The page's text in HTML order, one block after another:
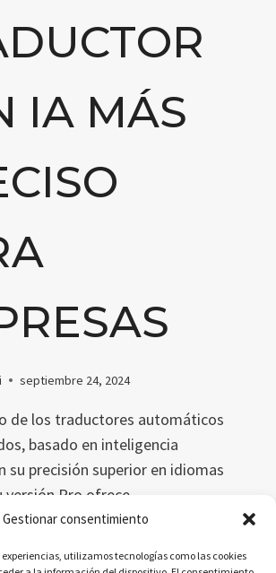
Gestionar consentimiento
experiencias, utilizamos tecnologías como las cookies
IA MÁS
septiembre 24, 2024
de los traductores automáticos
basado en inteligencia
su precisión superior en idiomas
versión Pro ofrece
como glosarios